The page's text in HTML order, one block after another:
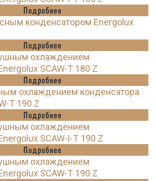
Подробнее
конденсатором Energolux
Подробнее
охлаждением
SCAW-T 180 Z
Подробнее
охлаждением конденсатора
T 190 Z
Подробнее
охлаждением
SCAW-I-T 190 Z
Подробнее
охлаждением
SCAW-T 190 Z